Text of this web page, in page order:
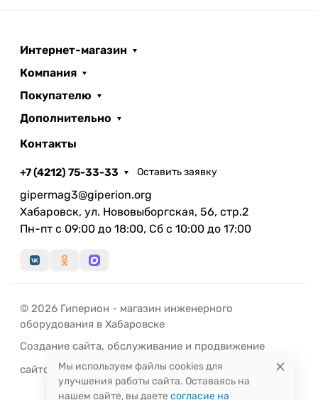
Интернет-магазин
Компания
Покупателю
Дополнительно
Контакты
+7 (4212) 75-33-33 Оставить заявку
gipermag3@giperion.org
Хабаровск, ул. Нововыборгская, 56, стр.2
Пн-пт с 09:00 до 18:00, Сб с 10:00 до 17:00
© 2026 Гиперион - магазин инженерного
оборудования в Хабаровске
Создание сайта, обслуживание и продвижение
сайтов
-РЭДЛАЙН
Мы используем файлы cookies для
улучшения работы сайта. Оставаясь на
нашем сайте, вы даете согласие на